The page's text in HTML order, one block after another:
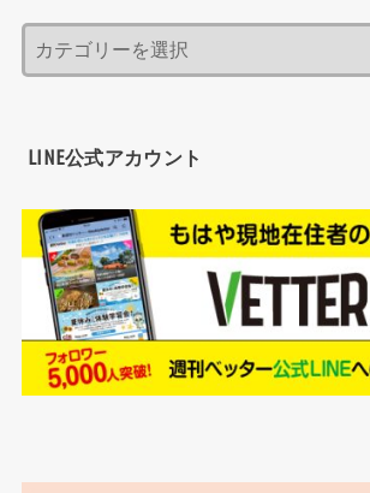
LINE公式アカウント